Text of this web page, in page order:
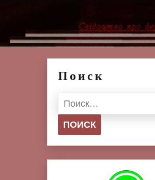
Поиск
Найти: